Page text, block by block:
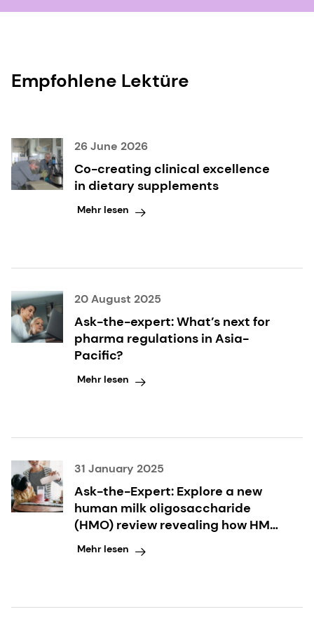
Empfohlene Lektüre
26 June 2026
Co-creating clinical excellence
in dietary supplements
Mehr lesen
20 August 2025
Ask-the-expert: What’s next for
pharma regulations in Asia-
Pacific?
Mehr lesen
31 January 2025
Ask-the-Expert: Explore a new
human milk oligosaccharide
(HMO) review revealing how HMO
combinations can support infant
Mehr lesen